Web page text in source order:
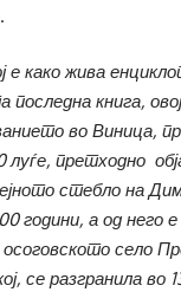
како жива
последна книга,
во Виница,
луѓе, претходно
стебло на
години, а од него
осоговското село
се разгранила во